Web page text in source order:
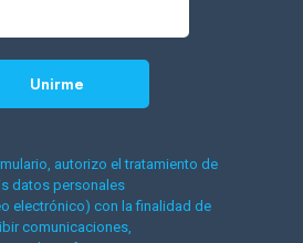
autorizo el tratamiento de
datos personales
electrónico) con la finalidad de
comunicaciones,